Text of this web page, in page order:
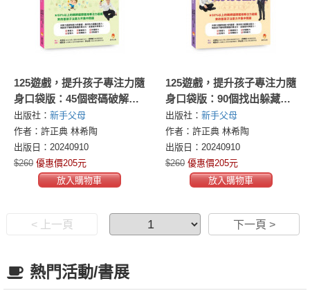
125遊戲，提升孩子專注力隨
身口袋版：45個密碼破解遊
戲，隨時隨地玩出孩子的專
注力
出版社： 新手父母
作者：許正典 林希陶
出版日：20240910
$260 優惠價205元
放入購物車
125遊戲，提升孩子專注力隨
身口袋版：90個找出躲藏物
遊戲，隨時隨地玩出孩子的
專注力
出版社： 新手父母
作者：許正典 林希陶
出版日：20240910
$260 優惠價205元
放入購物車
< 上一頁 下一頁 >
熱門活動/書展